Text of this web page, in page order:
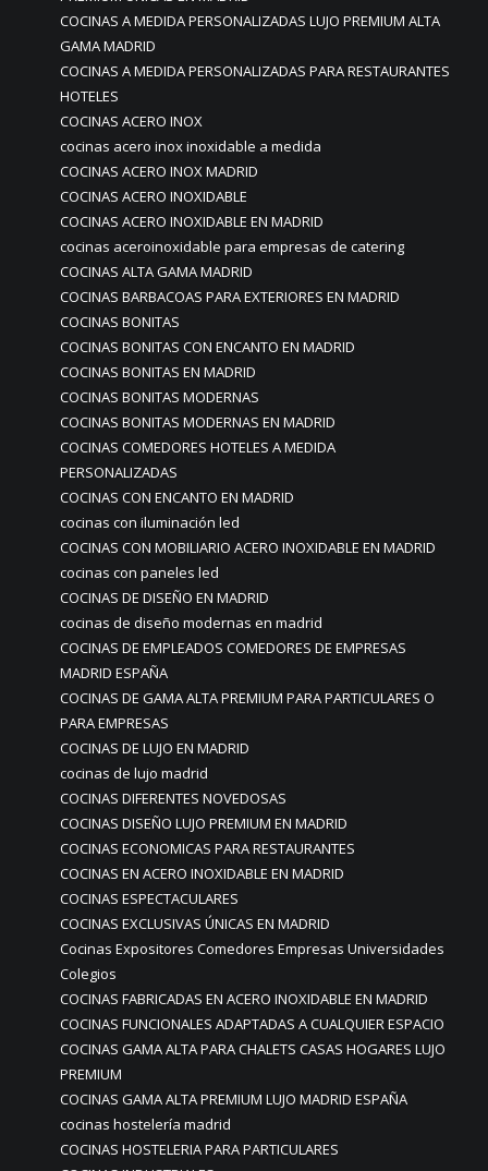
COCINAS A MEDIDA PERSONALIZADAS LUJO PREMIUM ALTA
GAMA MADRID
COCINAS A MEDIDA PERSONALIZADAS PARA RESTAURANTES
HOTELES
COCINAS ACERO INOX
cocinas acero inox inoxidable a medida
COCINAS ACERO INOX MADRID
COCINAS ACERO INOXIDABLE
COCINAS ACERO INOXIDABLE EN MADRID
cocinas aceroinoxidable para empresas de catering
COCINAS ALTA GAMA MADRID
COCINAS BARBACOAS PARA EXTERIORES EN MADRID
COCINAS BONITAS
COCINAS BONITAS CON ENCANTO EN MADRID
COCINAS BONITAS EN MADRID
COCINAS BONITAS MODERNAS
COCINAS BONITAS MODERNAS EN MADRID
COCINAS COMEDORES HOTELES A MEDIDA
PERSONALIZADAS
COCINAS CON ENCANTO EN MADRID
cocinas con iluminación led
COCINAS CON MOBILIARIO ACERO INOXIDABLE EN MADRID
cocinas con paneles led
COCINAS DE DISEÑO EN MADRID
cocinas de diseño modernas en madrid
COCINAS DE EMPLEADOS COMEDORES DE EMPRESAS
MADRID ESPAÑA
COCINAS DE GAMA ALTA PREMIUM PARA PARTICULARES O
PARA EMPRESAS
COCINAS DE LUJO EN MADRID
cocinas de lujo madrid
COCINAS DIFERENTES NOVEDOSAS
COCINAS DISEÑO LUJO PREMIUM EN MADRID
COCINAS ECONOMICAS PARA RESTAURANTES
COCINAS EN ACERO INOXIDABLE EN MADRID
COCINAS ESPECTACULARES
COCINAS EXCLUSIVAS ÚNICAS EN MADRID
Cocinas Expositores Comedores Empresas Universidades
Colegios
COCINAS FABRICADAS EN ACERO INOXIDABLE EN MADRID
COCINAS FUNCIONALES ADAPTADAS A CUALQUIER ESPACIO
COCINAS GAMA ALTA PARA CHALETS CASAS HOGARES LUJO
PREMIUM
COCINAS GAMA ALTA PREMIUM LUJO MADRID ESPAÑA
cocinas hostelería madrid
COCINAS HOSTELERIA PARA PARTICULARES